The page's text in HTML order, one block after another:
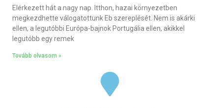
Elérkezett hát a nagy nap. Itthon, hazai környezetben
megkezdhette válogatottunk Eb szereplését. Nem is akárki
ellen, a legutóbbi Európa-bajnok Portugália ellen, akikkel
legutóbb egy remek
Tovább olvasom »